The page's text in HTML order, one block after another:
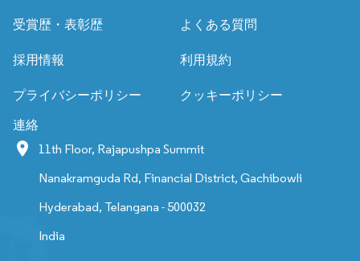
受賞歴・表彰歴 よくある質問
採用情報 利用規約
プライバシーポリシー クッキーポリシー
連絡
11th Floor, Rajapushpa Summit
Nanakramguda Rd, Financial District, Gachibowli
Hyderabad, Telangana - 500032
India